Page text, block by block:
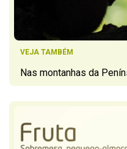
VEJA TAMBÉM
Nas montanhas da